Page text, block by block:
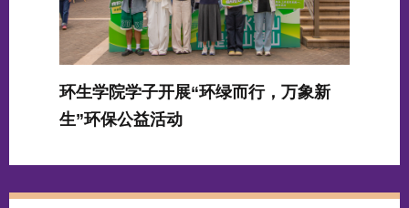
环生学院学子开展“环绿而行，万象新
生”环保公益活动